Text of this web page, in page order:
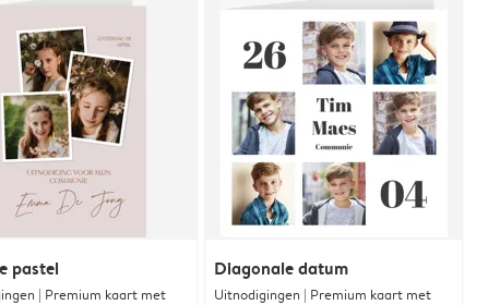
pastel
| Premium kaart met
Diagonale datum
Uitnodigingen | Premium kaart met